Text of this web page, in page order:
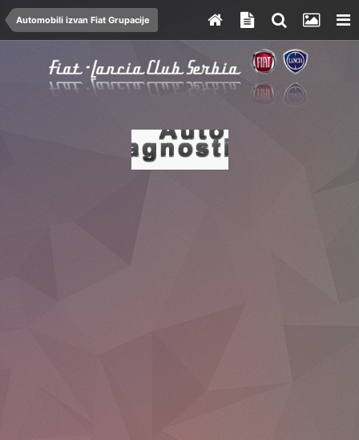
Automobili izvan Fiat Grupacije